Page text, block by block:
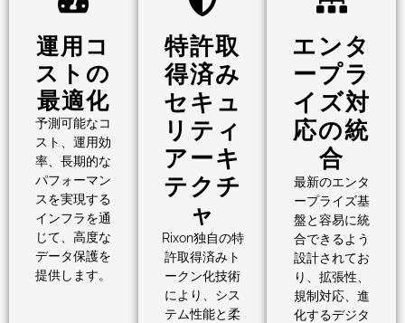
運用コ
ストの
最適化
予測可能なコ
スト、運用効
率、長期的な
パフォーマン
スを実現する
インフラを通
じて、高度な
データ保護を
提供します。
特許取
得済み
セキュ
リティ
アーキ
テクチ
ャ
Rixon独自の特
許取得済みト
ークン化技術
により、シス
テム性能と柔
エンタ
ープラ
イズ対
応の統
合
最新のエンタ
ープライズ基
盤と容易に統
合できるよう
設計されてお
り、拡張性、
規制対応、進
化するデジタ